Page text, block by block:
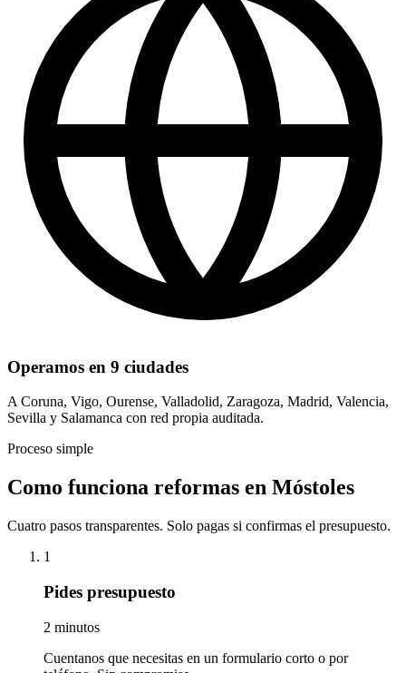
Operamos en 9 ciudades
A Coruna, Vigo, Ourense, Valladolid, Zaragoza, Madrid, Valencia,
Sevilla y Salamanca con red propia auditada.
Proceso simple
Como funciona reformas en Móstoles
Cuatro pasos transparentes. Solo pagas si confirmas el presupuesto.
1
Pides presupuesto
2 minutos
Cuentanos que necesitas en un formulario corto o por